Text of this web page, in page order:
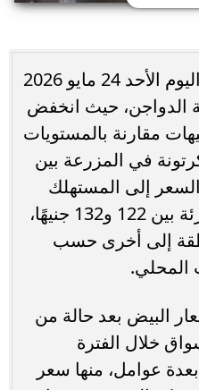
شهد سعر كرتونة البيض اليوم الأحد 24 مايو 2026
الدواجن، حيث انخفض
السعر بنحو 5 جنيهات مقارنة بالمستويات
في المزرعة بين
السعر إلى المستهلك
في الأسواق ومحال التجزئة بين 122 و132 جنيهًا،
إلى أخرى حسب
المحلي.
البيض بعد حالة من
خلال الفترة
بعدة عوامل، منها سعر